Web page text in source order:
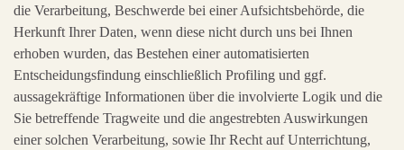
die Verarbeitung, Beschwerde bei einer Aufsichtsbehörde, die
Herkunft Ihrer Daten, wenn diese nicht durch uns bei Ihnen
erhoben wurden, das Bestehen einer automatisierten
Entscheidungsfindung einschließlich Profiling und ggf.
aussagekräftige Informationen über die involvierte Logik und die
Sie betreffende Tragweite und die angestrebten Auswirkungen
einer solchen Verarbeitung, sowie Ihr Recht auf Unterrichtung,